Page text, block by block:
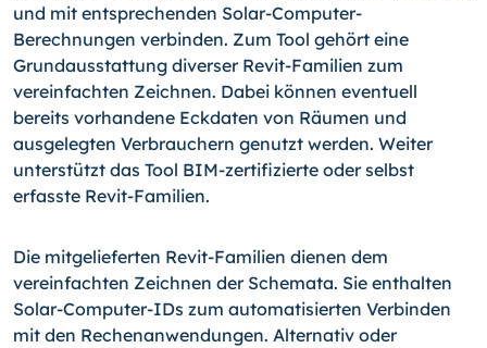
und mit entsprechenden Solar-Computer-
Berechnungen verbinden. Zum Tool gehört eine
Grundausstattung diverser Revit-Familien zum
vereinfachten Zeichnen. Dabei können eventuell
bereits vorhandene Eckdaten von Räumen und
ausgelegten Verbrauchern genutzt werden. Weiter
unterstützt das Tool BIM-zertifizierte oder selbst
erfasste Revit-Familien.
Die mitgelieferten Revit-Familien dienen dem
vereinfachten Zeichnen der Schemata. Sie enthalten
Solar-Computer-IDs zum automatisierten Verbinden
mit den Rechenanwendungen. Alternativ oder